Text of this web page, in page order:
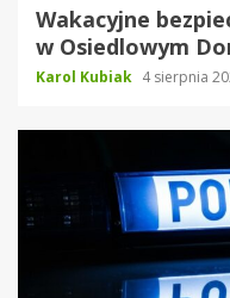
Wakacyjne
w Osiedlowym
Karol Kubiak 4 sierpnia